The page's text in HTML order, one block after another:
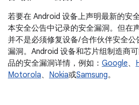
若要在 Android 设备上声明最新的安
本安全公告中记录的安全漏洞。但在
并不是必须修复设备/ 合作伙伴安全
漏洞。Android 设备和芯片组制造商
品的安全漏洞详情，例如： Google、
Motorola、 Nokia或Samsung。